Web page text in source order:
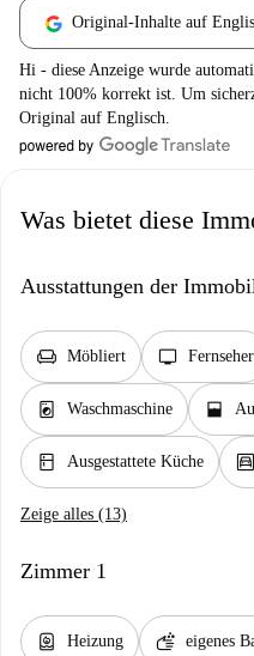
Original-Inhalte auf
Hi - diese Anzeige wurde
nicht 100% korrekt ist. Um
Original auf Englisch.
Was bietet diese
Ausstattungen der
chair Möbliert tv Fernseher
local_laundry_service Waschmaschine window_open
kitchen Ausgestattete Küche garage
Zeige alles (13)
Zimmer 1
water_heater Heizung soap eigenes